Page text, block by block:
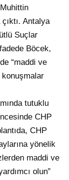
Antalya
Suçlar
Böcek,
“maddi ve
tutuklu
CHP
CHP
yönelik
maddi ve
olun”